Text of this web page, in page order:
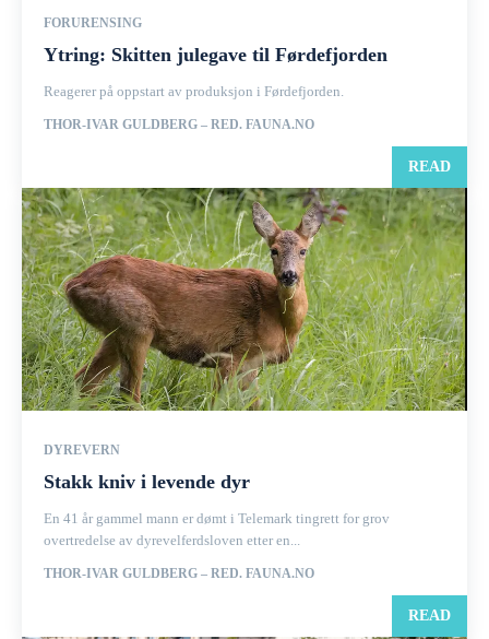
FORURENSING
Ytring: Skitten julegave til Førdefjorden
Reagerer på oppstart av produksjon i Førdefjorden.
THOR-IVAR GULDBERG – RED. FAUNA.NO
READ
DYREVERN
Stakk kniv i levende dyr
En 41 år gammel mann er dømt i Telemark tingrett for grov
overtredelse av dyrevelferdsloven etter en...
THOR-IVAR GULDBERG – RED. FAUNA.NO
READ